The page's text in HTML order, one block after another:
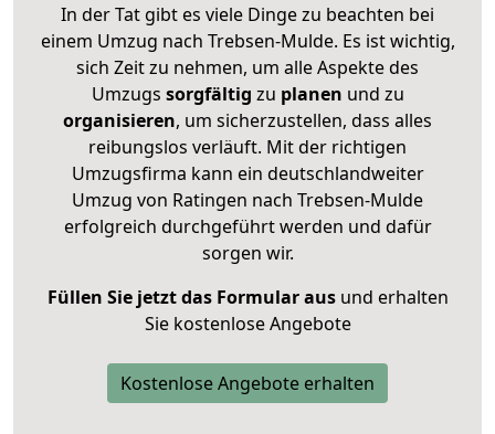
In der Tat gibt es viele Dinge zu beachten bei
einem Umzug nach Trebsen-Mulde. Es ist wichtig,
sich Zeit zu nehmen, um alle Aspekte des
Umzugs sorgfältig zu planen und zu
organisieren, um sicherzustellen, dass alles
reibungslos verläuft. Mit der richtigen
Umzugsfirma kann ein deutschlandweiter
Umzug von Ratingen nach Trebsen-Mulde
erfolgreich durchgeführt werden und dafür
sorgen wir.
Füllen Sie jetzt das Formular ausund erhalten
Sie kostenlose Angebote
Kostenlose Angebote erhalten